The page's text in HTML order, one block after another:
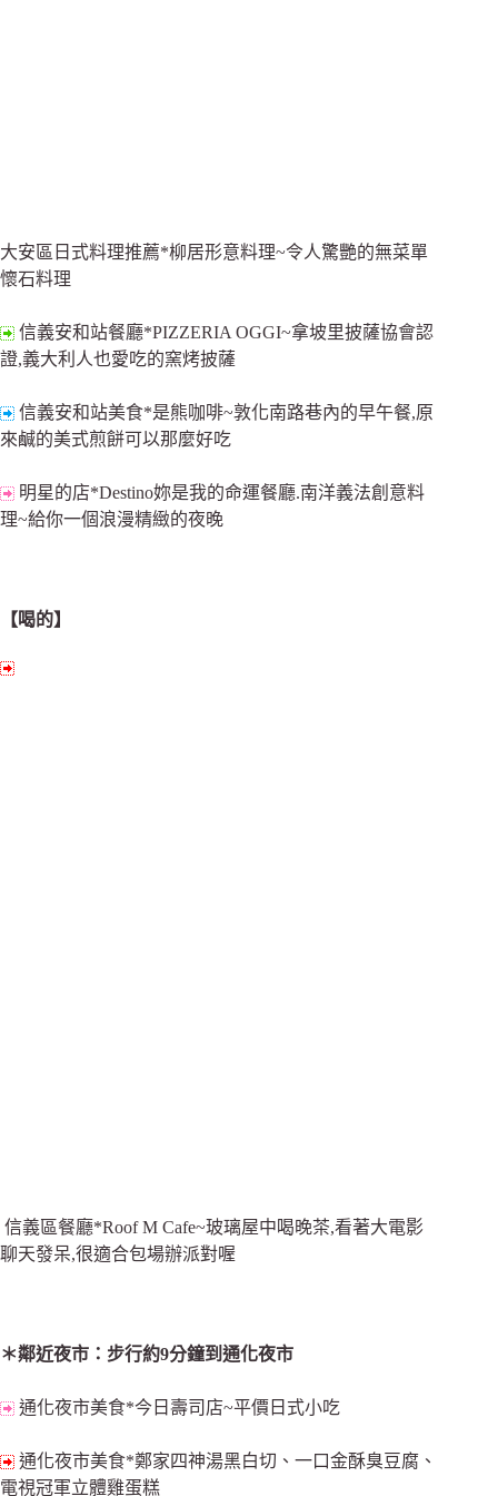
大安區日式料理推薦*柳居形意料理~令人驚艷的無菜單
懷石料理
信義安和站餐廳*PIZZERIA OGGI~拿坡里披薩協會認
證,義大利人也愛吃的窯烤披薩
信義安和站美食*是熊咖啡~敦化南路巷內的早午餐,原
來鹹的美式煎餅可以那麼好吃
明星的店*Destino妳是我的命運餐廳.南洋義法創意料
理~給你一個浪漫精緻的夜晚
【喝的】
信義區餐廳*Roof M Cafe~玻璃屋中喝晚茶,看著大電影
聊天發呆,很適合包場辦派對喔
＊鄰近夜市：步行約9分鐘到通化夜市
通化夜市美食*今日壽司店~平價日式小吃
通化夜市美食*鄭家四神湯黑白切、一口金酥臭豆腐、
電視冠軍立體雞蛋糕